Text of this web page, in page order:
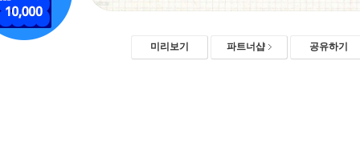
미리보기 파트너샵 공유하기